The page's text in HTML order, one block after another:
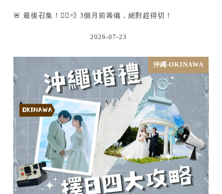
🚨 最後召集！🏃‍♂️💨 3個月前籌備，絕對趕得切！
2026-07-23
沖繩-OKINAWA